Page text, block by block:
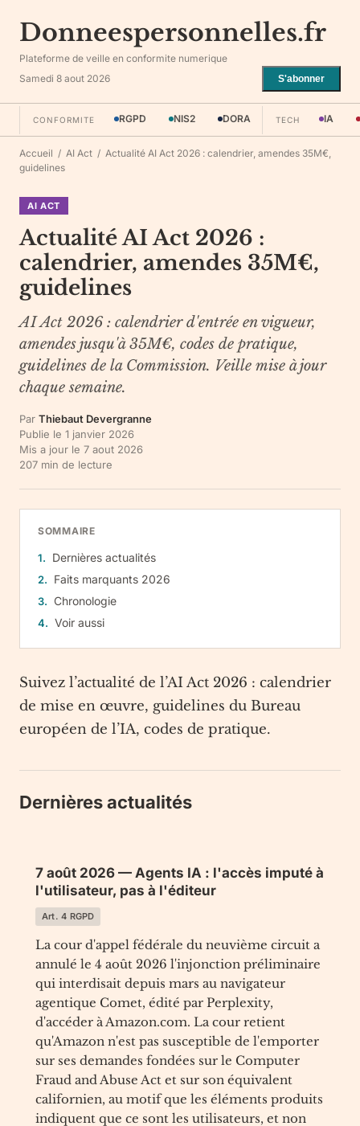
Donneespersonnelles.fr
Plateforme de veille en conformite numerique
Samedi 8 aout 2026
S'abonner
CONFORMITE RGPD NIS2 DORA TECH IA
Accueil / AI Act / Actualité AI Act 2026 : calendrier, amendes 35M€,
guidelines
AI ACT
Actualité AI Act 2026 :
calendrier, amendes 35M€,
guidelines
AI Act 2026 : calendrier d'entrée en vigueur,
amendes jusqu'à 35M€, codes de pratique,
guidelines de la Commission. Veille mise à jour
chaque semaine.
Par Thiebaut Devergranne
Publie le 1 janvier 2026
Mis a jour le 7 aout 2026
207 min de lecture
SOMMAIRE
Dernières actualités
Faits marquants 2026
Chronologie
Voir aussi
Suivez l’actualité de l’AI Act 2026 : calendrier
de mise en œuvre, guidelines du Bureau
européen de l’IA, codes de pratique.
Dernières actualités
7 août 2026 — Agents IA : l'accès imputé à
l'utilisateur, pas à l'éditeur
Art. 4 RGPD
La cour d'appel fédérale du neuvième circuit a
annulé le 4 août 2026 l'injonction préliminaire
qui interdisait depuis mars au navigateur
agentique Comet, édité par Perplexity,
d'accéder à Amazon.com. La cour retient
qu'Amazon n'est pas susceptible de l'emporter
sur ses demandes fondées sur le Computer
Fraud and Abuse Act et sur son équivalent
californien, au motif que les éléments produits
indiquent que ce sont les utilisateurs, et non